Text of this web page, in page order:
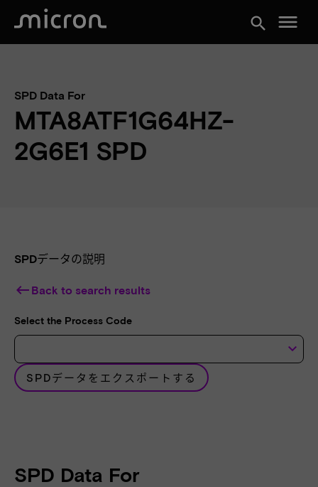
search menu
SPD Data For
MTA8ATF1G64HZ-
2G6E1 SPD
SPDデータの説明
keyboard_backspace Back to search results
Select the Process Code
keyboard_arrow_down
SPDデータをエクスポートする
SPD Data For